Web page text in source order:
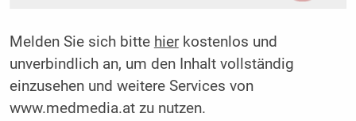
Melden Sie sich bitte hierkostenlos und
unverbindlich an, um den Inhalt vollständig
einzusehen und weitere Services von
www.medmedia.at zu nutzen.